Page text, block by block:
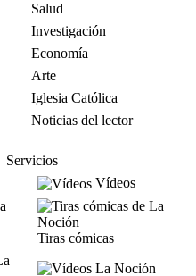
Salud
Investigación
Economía
Arte
Iglesia Católica
Noticias del lector
Servicios
Vídeos
Tiras cómicas